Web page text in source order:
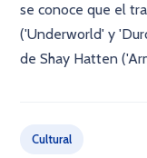
se conoce que el
('Underworld' y
de Shay Hatten
Cultural